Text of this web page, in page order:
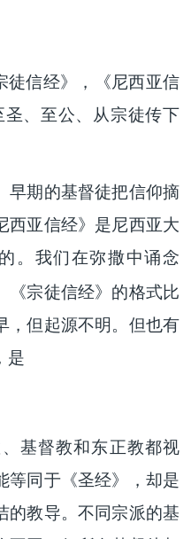
徒信经》，《尼西亚信
、至公、从宗徒传下
早期的基督徒把信仰摘
西亚信经》是尼西亚大
。我们在弥撒中诵念
《宗徒信经》的格式比
，但起源不明。但也有
是
基督教和东正教都视
等同于《圣经》，却是
的教导。不同宗派的基